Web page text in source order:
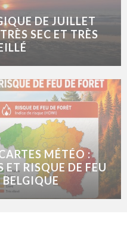
DE JUILLET
SEC ET TRÈS
MÉTÉO :
ET RISQUE DE FEU
BELGIQUE